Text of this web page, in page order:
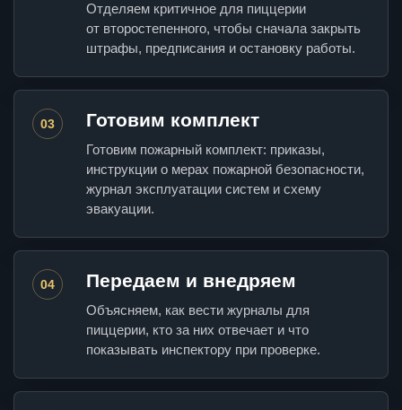
Отделяем критичное для пиццерии
от второстепенного, чтобы сначала закрыть
штрафы, предписания и остановку работы.
03 Готовим комплект
Готовим пожарный комплект: приказы,
инструкции о мерах пожарной безопасности,
журнал эксплуатации систем и схему
эвакуации.
04 Передаем и внедряем
Объясняем, как вести журналы для
пиццерии, кто за них отвечает и что
показывать инспектору при проверке.